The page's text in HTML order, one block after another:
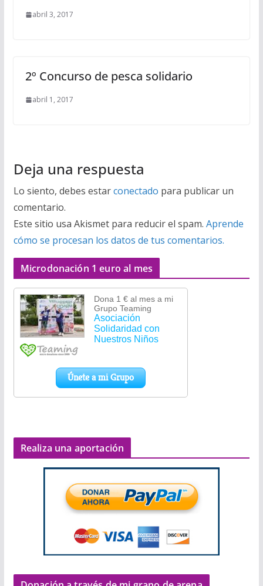
abril 3, 2017
2º Concurso de pesca solidario
abril 1, 2017
Deja una respuesta
Lo siento, debes estarconectado para publicar un
comentario.
Este sitio usa Akismet para reducir el spam. Aprende
cómo se procesan los datos de tus comentarios.
Microdonación 1 euro al mes
Realiza una aportación